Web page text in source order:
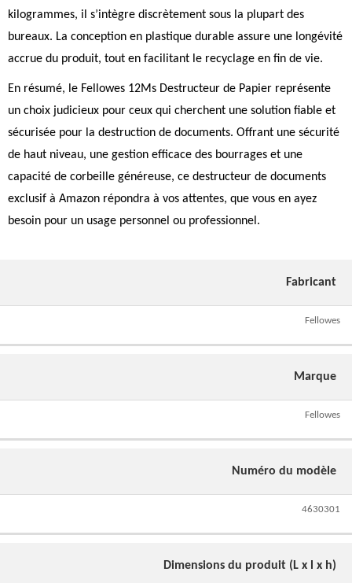
kilogrammes, il s’intègre discrètement sous la plupart des
bureaux. La conception en plastique durable assure une longévité
accrue du produit, tout en facilitant le recyclage en fin de vie.
En résumé, le Fellowes 12Ms Destructeur de Papier représente
un choix judicieux pour ceux qui cherchent une solution fiable et
sécurisée pour la destruction de documents. Offrant une sécurité
de haut niveau, une gestion efficace des bourrages et une
capacité de corbeille généreuse, ce destructeur de documents
exclusif à Amazon répondra à vos attentes, que vous en ayez
besoin pour un usage personnel ou professionnel.
Fabricant
Fellowes
Marque
Fellowes
Numéro du modèle
4630301
Dimensions du produit (L x l x h)